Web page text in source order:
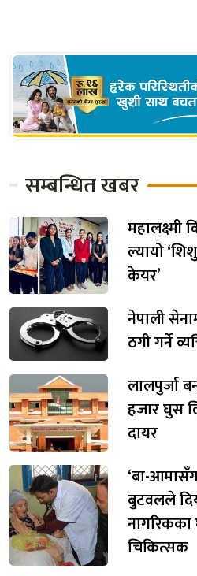
सम्बन्धित खबर
महालक्ष्मी
ल्यायो
केयर’
नेपाली
ठगी गर्ने
लालपुर्जा
हजार घुस
दायर
‘बा-
बुटवलले
चिकित्सक